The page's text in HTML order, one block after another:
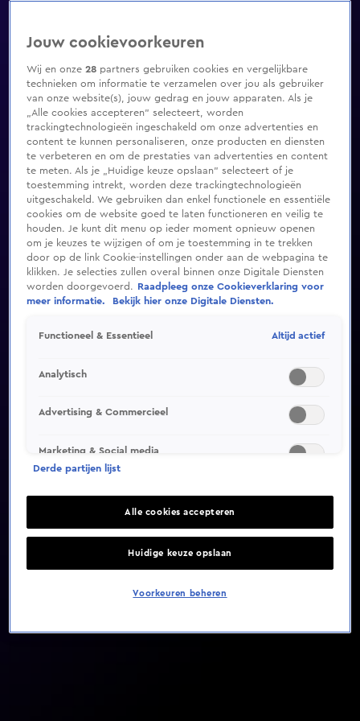
Video helaas niet gevonden
Jouw cookievoorkeuren
Wij en onze28 partners gebruiken cookies en vergelijkbare
technieken om informatie te verzamelen over jou als gebruiker
van onze website(s), jouw gedrag en jouw apparaten. Als je
„Alle cookies accepteren” selecteert, worden
trackingtechnologieën ingeschakeld om onze advertenties en
content te kunnen personaliseren, onze producten en diensten
te verbeteren en om de prestaties van advertenties en content
te meten. Als je „Huidige keuze opslaan” selecteert of je
toestemming intrekt, worden deze trackingtechnologieën
uitgeschakeld. We gebruiken dan enkel functionele en essentiële
cookies om de website goed te laten functioneren en veilig te
houden. Je kunt dit menu op ieder moment opnieuw openen
om je keuzes te wijzigen of om je toestemming in te trekken
door op de link Cookie-instellingen onder aan de webpagina te
klikken. Je selecties zullen overal binnen onze Digitale Diensten
worden doorgevoerd.
Raadpleeg onze Cookieverklaring voor
meer informatie.
Bekijk hier onze Digitale Diensten.
Functioneel & Essentieel Altijd actief
Analytisch
Advertising & Commercieel
Marketing & Social media
Derde partijen lijst
Alle cookies accepteren
Huidige keuze opslaan
Voorkeuren beheren